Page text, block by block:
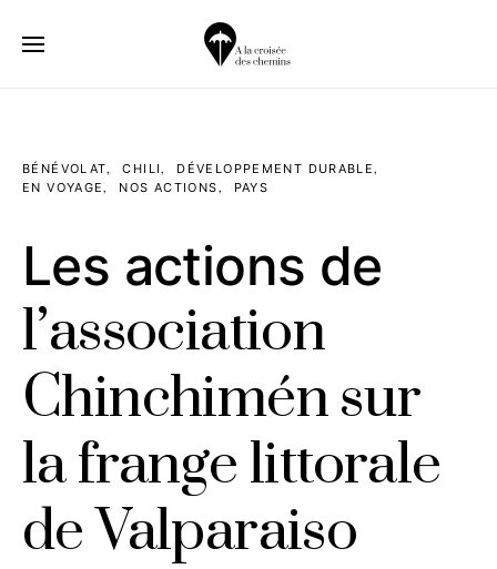
BÉNÉVOLAT CHILI
DÉVELOPPEMENT DURABLE
EN VOYAGE
NOS ACTIONS PAYS
Les actions de
l’association
Chinchimén sur
la frange littorale
de Valparaiso